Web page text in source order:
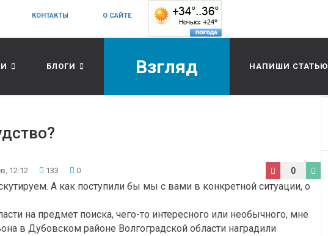
КОНТАКТЫ О САЙТЕ
БЛОГИ Взгляд НАПИШИ СТАТЬЮ
12:12 133 0 0
А как поступили бы мы с вами в конкретной ситуации, о
на предмет поиска, чего-то интересного или необычного, мне
в Дубовском районе Волгоградской области наградили